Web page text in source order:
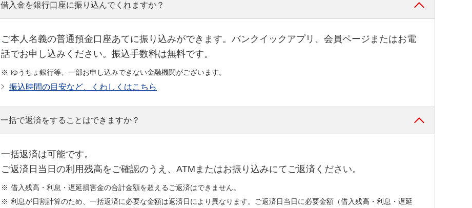
借入金を銀行口座に振り込んでくれますか？
ご本人名義の普通預金口座あてに振り込みができます。バンクイックアプリ、会員ページまたはお電
話でお申し込みください。振込手数料は無料です。
ゆうちょ銀行等、一部お申し込みできない金融機関がございます。
振込時間の目安など、くわしくはこちら
一括で返済をすることはできますか？
一括返済は可能です。
ご返済日当日の利用残高をご確認のうえ、ATMまたはお振り込みにてご返済ください。
借入残高・利息・遅延損害金の合計金額を超えるご返済はできません。
利息が日割計算のため、一括返済に必要な金額は返済日により異なります。ご返済日当日に必要金額（借入残高・利息・遅延